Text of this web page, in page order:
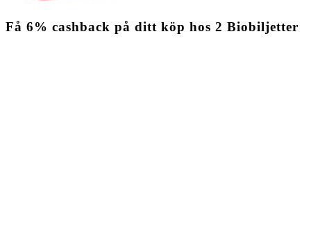
Få 6% cashback på ditt köp hos 2 Biobiljetter